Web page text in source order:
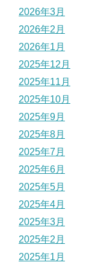
2026年3月
2026年2月
2026年1月
2025年12月
2025年11月
2025年10月
2025年9月
2025年8月
2025年7月
2025年6月
2025年5月
2025年4月
2025年3月
2025年2月
2025年1月